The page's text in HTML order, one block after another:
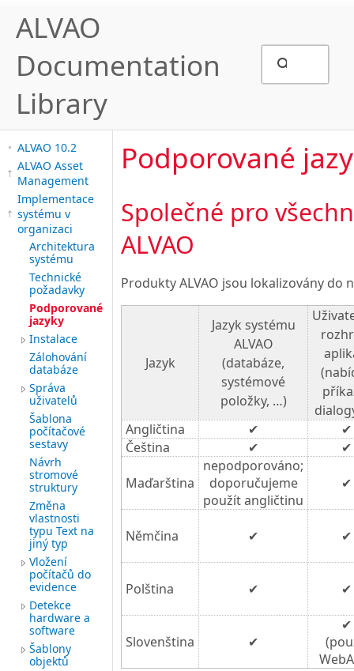
ALVAO
Documentation
Library
ALVAO 10.2
ALVAO Asset
Management
Implementace
systému v
organizaci
Architektura
systému
Technické
požadavky
Podporované
jazyky
Instalace
Zálohování
databáze
Správa
uživatelů
Šablona
počítačové
sestavy
Návrh
stromové
struktury
Změna
vlastnosti
typu Text na
jiný typ
Vložení
počítačů do
evidence
Detekce
hardware a
software
Šablony
objektů
Podporované
Společné pro
ALVAO
Produkty ALVAO jsou lokalizovány do
Jazyk
Jazyk systému
ALVAO
(databáze,
systémové
položky, …)
Angličtina
✔
✔
Čeština
✔ ✔
Maďarština
nepodporováno;
doporučujeme
použít angličtinu
✔
Němčina ✔ ✔
Polština ✔ ✔
Slovenština ✔
✔